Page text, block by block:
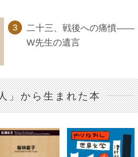
二十三、戦後への痛憤――
W先生の遺言
」から生まれた本